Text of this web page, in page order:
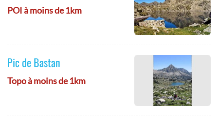
POI à moins de 1km
Pic de Bastan
Topo à moins de 1km